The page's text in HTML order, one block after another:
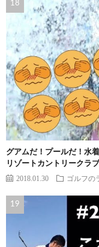
グアムだ！プールだ！水
リゾートカントリークラ
2018.01.30 ゴルフの